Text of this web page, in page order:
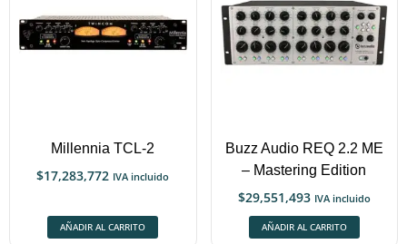
Millennia TCL-2
$17,283,772 IVA incluido
AÑADIR AL CARRITO
Buzz Audio REQ 2.2 ME
– Mastering Edition
$29,551,493 IVA incluido
AÑADIR AL CARRITO